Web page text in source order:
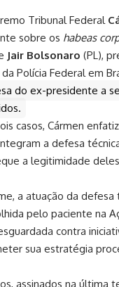
Tribunal Federal
sobre os habeas
Jair Bolsonaro (PL),
Polícia Federal em
do ex-presidente a
casos, Cármen
a defesa
a legitimidade
a atuação da defesa
pelo paciente na
contra
sua estratégia
assinados na última